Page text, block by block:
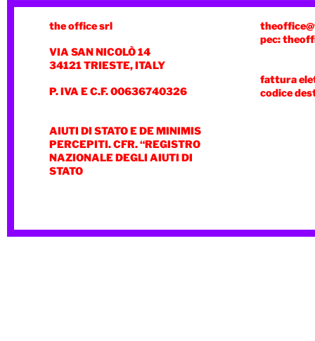
the office srl
VIA SAN NICOLÒ 14
34121 TRIESTE, ITALY
P. IVA E C.F. 00636740326
AIUTI DI STATO E DE MINIMIS
PERCEPITI. CFR. “REGISTRO
NAZIONALE DEGLI AIUTI DI
STATO
pec:
fattura
codice